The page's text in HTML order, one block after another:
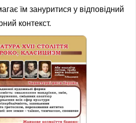
їм зануритися у відповідний
контекст.